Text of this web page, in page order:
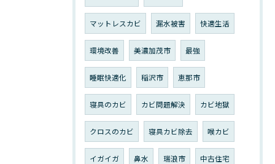
マットレスカビ 漏水被害 快適生活
環境改善 美濃加茂市 最強
睡眠快適化 稲沢市 恵那市
寝具のカビ カビ問題解決 カビ地獄
クロスのカビ 寝具カビ除去 喉カビ
イガイガ 鼻水 瑞浪市 中古住宅